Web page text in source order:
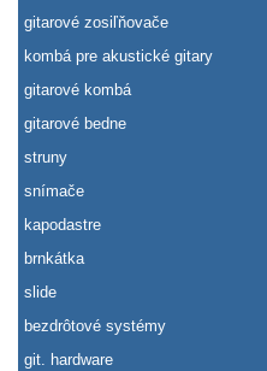
gitarové zosiľňovače
kombá pre akustické gitary
gitarové kombá
gitarové bedne
struny
snímače
kapodastre
brnkátka
slide
bezdrôtové systémy
git. hardware